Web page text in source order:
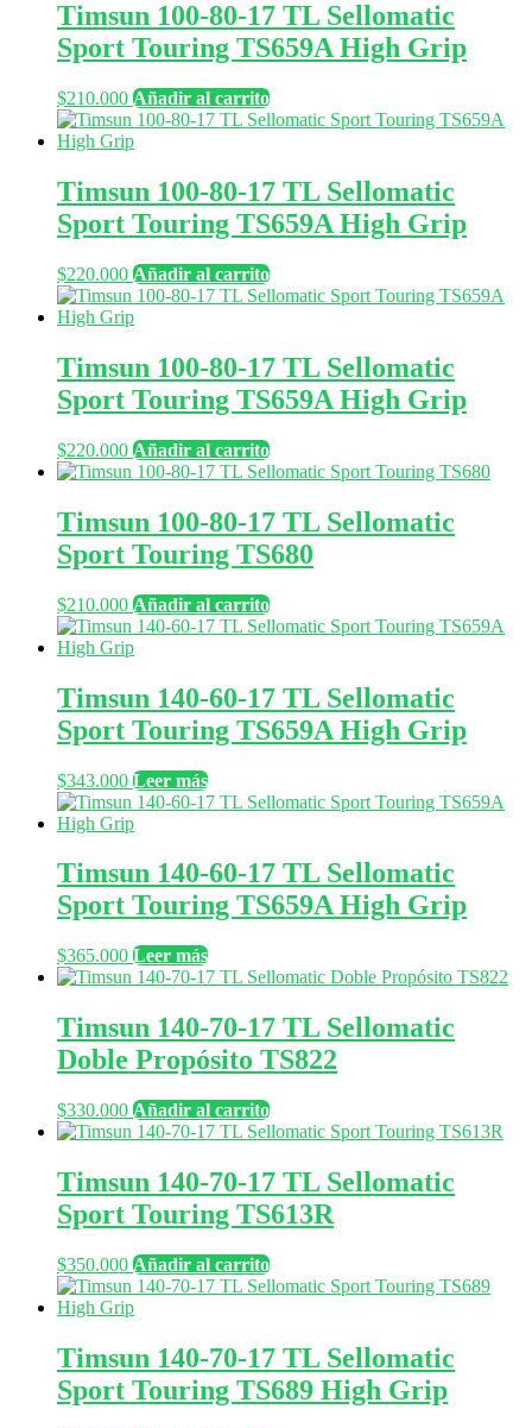
Timsun 100-80-17 TL Sellomatic
Sport Touring TS659A High Grip
$210.000 Añadir al carrito
Timsun 100-80-17 TL Sellomatic
Sport Touring TS659A High Grip
$220.000 Añadir al carrito
Timsun 100-80-17 TL Sellomatic
Sport Touring TS659A High Grip
$220.000 Añadir al carrito
Timsun 100-80-17 TL Sellomatic
Sport Touring TS680
$210.000 Añadir al carrito
Timsun 140-60-17 TL Sellomatic
Sport Touring TS659A High Grip
$343.000 Leer más
Timsun 140-60-17 TL Sellomatic
Sport Touring TS659A High Grip
$365.000 Leer más
Timsun 140-70-17 TL Sellomatic
Doble Propósito TS822
$330.000 Añadir al carrito
Timsun 140-70-17 TL Sellomatic
Sport Touring TS613R
$350.000 Añadir al carrito
Timsun 140-70-17 TL Sellomatic
Sport Touring TS689 High Grip